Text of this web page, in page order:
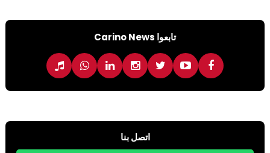
تابعوا Carino News
اتصل بنا